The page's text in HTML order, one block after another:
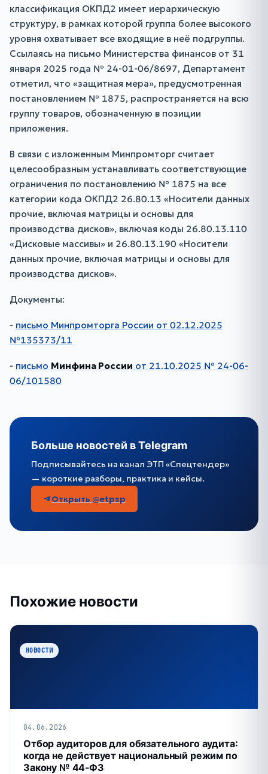
классификация ОКПД2 имеет иерархическую
структуру, в рамках которой группа более высокого
уровня охватывает все входящие в неё подгруппы.
Ссылаясь на письмо Министерства финансов от 31
января 2025 года № 24-01-06/8697, Департамент
отметил, что «защитная мера», предусмотренная
постановлением № 1875, распространяется на всю
группу товаров, обозначенную в позиции
приложения.
В связи с изложенным Минпромторг считает
целесообразным устанавливать соответствующие
ограничения по постановлению № 1875 на все
категории кода ОКПД2 26.80.13 «Носители данных
прочие, включая матрицы и основы для
производства дисков», включая коды 26.80.13.110
«Дисковые массивы» и 26.80.13.190 «Носители
данных прочие, включая матрицы и основы для
производства дисков».
Документы:
- письмо Минпромторга России от 02.12.2025
№135373/11
- письмо Минфина России от 21.10.2025 № 24-06-
06/101580
Больше новостей в Telegram
Подписывайтесь на канал ЭТП «Спецтендер»
— короткие разборы, практика и кейсы.
Открыть @etpsp
Похожие новости
НОВОСТИ
04.06.2026
Отбор аудиторов для обязательного аудита:
когда не действует национальный режим по
Закону № 44‑ФЗ